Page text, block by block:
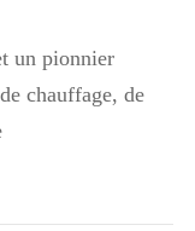
un pionnier
chauffage, de